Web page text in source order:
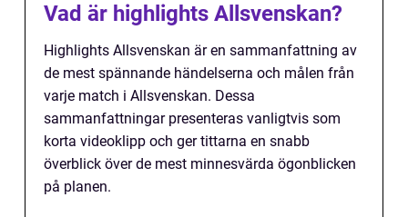
Vad är highlights Allsvenskan?
Highlights Allsvenskan är en sammanfattning av
de mest spännande händelserna och målen från
varje match i Allsvenskan. Dessa
sammanfattningar presenteras vanligtvis som
korta videoklipp och ger tittarna en snabb
överblick över de mest minnesvärda ögonblicken
på planen.